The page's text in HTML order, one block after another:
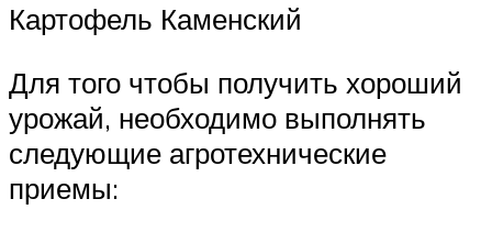
Картофель Каменский
Для того чтобы получить хороший
урожай, необходимо выполнять
следующие агротехнические
приемы: